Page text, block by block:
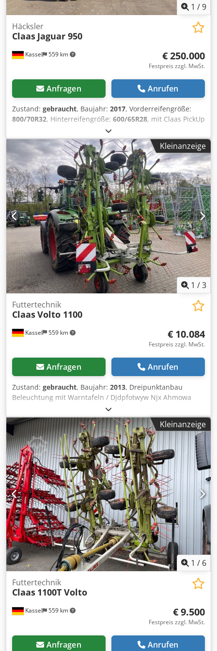
1 /9
Kassel 559 km
Häcksler
Claas Jaguar 950
€ 250.000
Festpreis zzgl. MwSt.
Anfragen Anrufen
Zustand: gebraucht, Baujahr: 2017, Vorderreifengröße:
800/70R32, Hinterreifengröße: 600/65R28, mit Claas PickUp
300 mit Claas Orbis 7,50m Mercedes Motor 430kW, 585PS
36 / Messertrommel Korncracker Auto Fill
Reifendruckregelanlage Rückfahrtkamera /
Siliermittelanlage / Dwodpfx Aotpgm Ejhmsa
Kleinanzeige
1 /3
Kassel 559 km
Futtertechnik
ClaasVolto 1100
€ 10.084
Festpreis zzgl. MwSt.
Anfragen Anrufen
Zustand: gebraucht, Baujahr: 2013, Dreipunktanbau
Beleuchtung mit Warntafeln / Djdpfotwyw Njx Ahmowa
Kleinanzeige
1 / 6
Kassel 559 km
Futtertechnik
Claas 1100T Volto
€ 9.500
Festpreis zzgl. MwSt.
Anfragen Anrufen